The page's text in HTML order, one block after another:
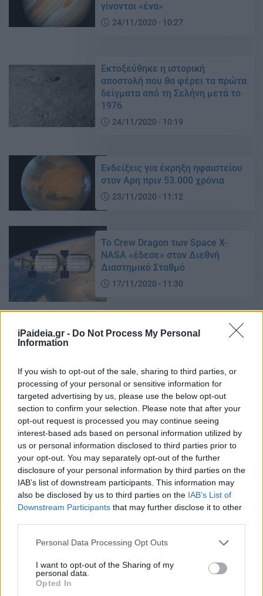
iPaideia.gr - Do Not Process My Personal
Information
If you wish to opt-out of the sale, sharing to third parties, or
processing of your personal or sensitive information for
targeted advertising by us, please use the below opt-out
section to confirm your selection. Please note that after your
opt-out request is processed you may continue seeing
interest-based ads based on personal information utilized by
us or personal information disclosed to third parties prior to
your opt-out. You may separately opt-out of the further
disclosure of your personal information by third parties on the
IAB’s list of downstream participants. This information may
also be disclosed by us to third parties on the IAB’s List of
Downstream Participants that may further disclose it to other
Please note that this website/app uses one or more Google
not limited to your visit or usage behaviour. You may click to
grant or deny consent to Google and its third-party tags to
use your data for below specified purposes in below Google
Personal Data Processing Opt Outs
I want to opt-out of the Sharing of my
personal data.
Opted In
γίνονται «ένα»
24/11/2020 - 10:27
Εκτοξεύθηκε η ιστορική
αποστολή που θα φέρει τα πρώτα
δείγματα από τη Σελήνη μετά το
1976
24/11/2020 - 10:19
Ενδείξεις για έκρηξη ηφαιστείου
στον Αρη πριν 53.000 χρόνια
23/11/2020 - 11:12
Το Crew Dragon των Space X-
NASA «έδεσε» στον Διεθνή
Διαστημικό Σταθμό
17/11/2020 - 11:30
SpaceX και NASA έγραψαν
ιστορία: Ξεκίνησε το ταξίδι 4
Διαστημικό Σταθμό
16/11/2020 - 11:39
Εντοπίστηκε η πιο εκτυφλωτική
μέχρι σήμερα λάμψη «κιλονόβα»
13/11/2020 - 13:01
Mικρόβια που τρώνε πετρώματα
διάστημα
11/11/2020 - 12:00